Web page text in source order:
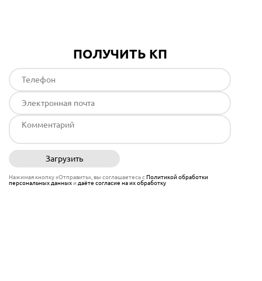
ПОЛУЧИТЬ КП
Загрузить
Нажимая кнопку «Отправить», вы соглашаетесь сПолитикой обработки
персональных данныхи даёте согласие на их обработку